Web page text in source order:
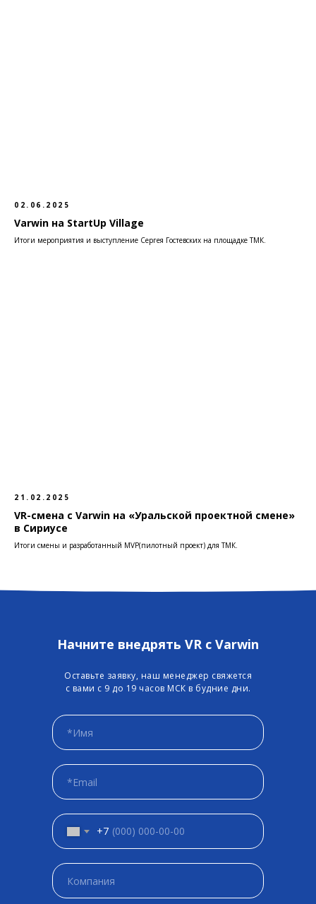
02.06.2025
Varwin на StartUp Village
Итоги мероприятия и выступление Сергея Гостевских на площадке ТМК.
21.02.2025
VR-смена с Varwin на «Уральской проектной смене»
в Сириусе
Итоги смены и разработанный MVP(пилотный проект) для ТМК.
Начните внедрять VR с Varwin
Оставьте заявку, наш менеджер свяжется
с вами с 9 до 19 часов МСК в будние дни.
+7